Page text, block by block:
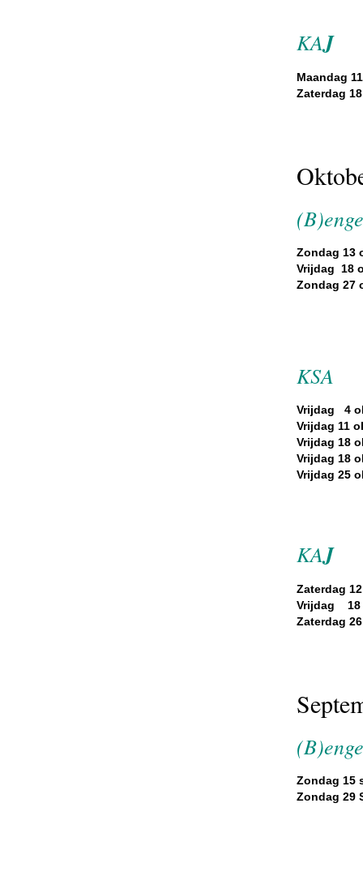
KAJ
Maandag
Zaterdag
Zondag 13
Vrijdag 18
Zondag 27
KSA
Vrijdag 4
Vrijdag 11
Vrijdag 18
Vrijdag 18
Vrijdag 25
KAJ
Zaterdag
Vrijdag 18
Zaterdag
Zondag 15
Zondag 29